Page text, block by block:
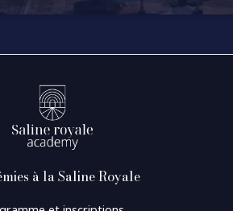
à la Saline Royale